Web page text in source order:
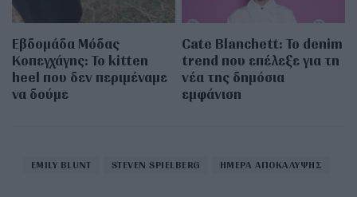
Εβδομάδα Μόδας
Κοπεγχάγης: Το kitten
heel που δεν περιμέναμε
να δούμε
Cate Blanchett: Το denim
trend που επέλεξε για τη
νέα της δημόσια
εμφάνιση
EMILY BLUNT STEVEN SPIELBERG ΗΜΕΡΑ ΑΠΟΚΑΛΥΨΗΣ